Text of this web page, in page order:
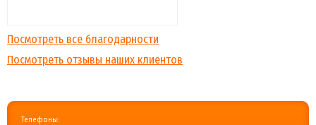
Посмотреть все благодарности
Посмотреть отзывы наших клиентов
Телефоны: